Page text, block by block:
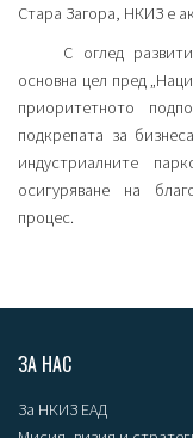
Стара Загора, НКИЗ е
С оглед
основна цел пред
приоритетното
подкрепата за
индустриалните
осигуряване на
процес.
ЗА НАС
За НКИЗ ЕАД